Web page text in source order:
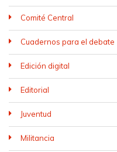
Comité Central
Cuadernos para el debate
Edición digital
Editorial
Juventud
Militancia